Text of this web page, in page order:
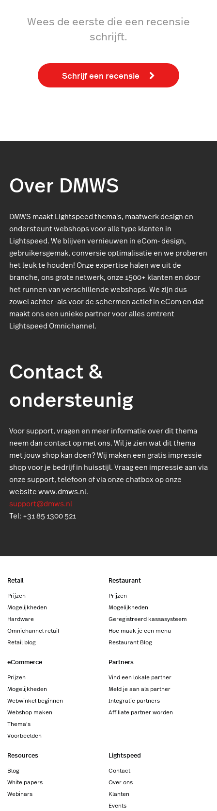
Wees de eerste die een recensie
schrijft.
Schrijf een recensie
Over DMWS
DMWS maakt Lightspeed thema's, maatwerk design en
ondersteunt webshops voor alle type klanten in
Lightspeed. We blijven vernieuwen in eCom- design,
gebruikersgemak, conversie optimalisatie en we proberen
het leuk te houden! Onze expertise halen we uit de
branche, ons grote netwerk, onze 1500+ klanten en door
het runnen van verschillende webshops. We zijn dus
zowel achter -als voor de schermen actief in eCom en dat
maakt ons een unieke partner voor alles omtrent
Lightspeed Omnichannel.
Contact &
ondersteunig
Voor support, vragen en meer informatie over dit thema
neem dan contact op met ons. Wil je zien wat dit thema
met jouw shop kan doen? Wij maken een gratis impressie
shop voor je bedrijf in huisstijl. Vraag een impressie aan via
onze support, telefoon of via onze chatbox op onze
website www.dmws.nl.
support@dmws.nl
Tel: +31 85 1300 521
Retail
Prijzen
Mogelijkheden
Hardware
Omnichannel retail
Retail blog
Restaurant
Prijzen
Mogelijkheden
Geregistreerd kassasysteem
Hoe maak je een menu
Restaurant Blog
eCommerce
Prijzen
Mogelijkheden
Webwinkel beginnen
Webshop maken
Thema's
Voorbeelden
Partners
Vind een lokale partner
Meld je aan als partner
Integratie partners
Affiliate partner worden
Resources
Blog
White papers
Webinars
Lightspeed
Contact
Over ons
Klanten
Events